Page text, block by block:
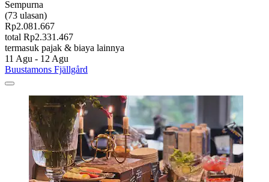
Sempurna
(73 ulasan)
Rp2.081.667
total Rp2.331.467
termasuk pajak & biaya lainnya
11 Agu - 12 Agu
Buustamons Fjällgård